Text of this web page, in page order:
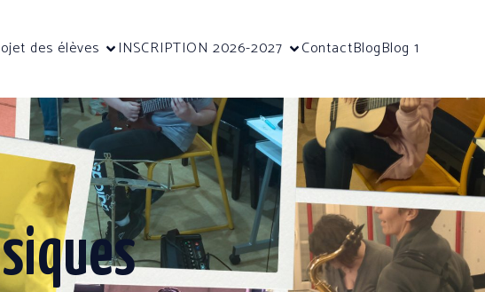
des élèves INSCRIPTION 2026-2027 ContactBlogBlog 1